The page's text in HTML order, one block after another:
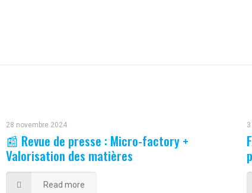
28 novembre 2024
📰 Revue de presse : Micro-factory +
Valorisation des matières
Read more